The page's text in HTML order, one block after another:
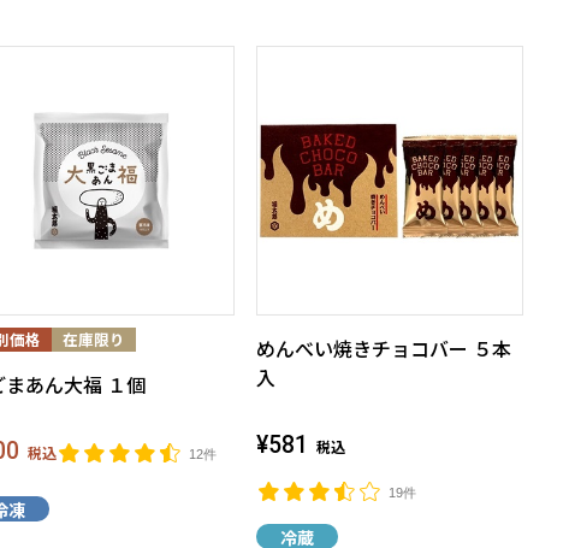
まあん大福 １個
12件
税込
凍
めんべい焼きチョコバー ５本
入
19件
¥581 税込
冷蔵